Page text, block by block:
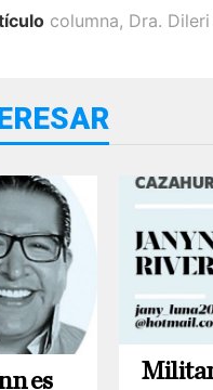
columna, Dra.
es